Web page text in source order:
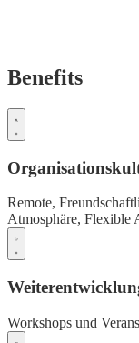
Benefits
Remote,
Atmosphäre, Flexible
Workshops und